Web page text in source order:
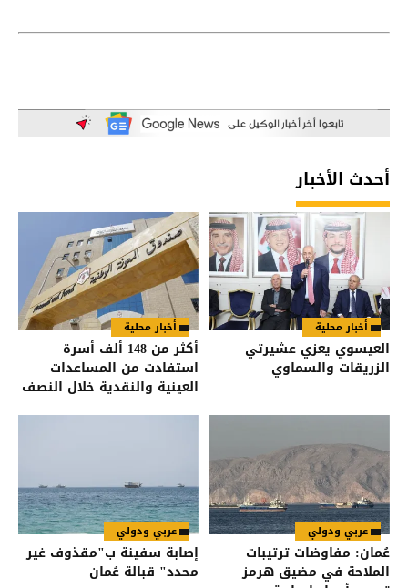
أحدث الأخبار
أخبار محلية
العيسوي يعزي عشيرتي
الزريقات والسماوي
أخبار محلية
أكثر من 148 ألف أسرة
استفادت من المساعدات
العينية والنقدية خلال النصف
عربي ودولي
عُمان: مفاوضات ترتيبات
الملاحة في مضيق هرمز
عربي ودولي
إصابة سفينة ب"مقذوف غير
محدد" قبالة عُمان